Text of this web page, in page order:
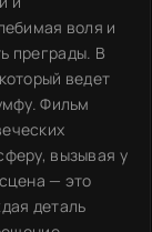
воля и
преграды. В
ведет
Фильм
вызывая у
— это
деталь